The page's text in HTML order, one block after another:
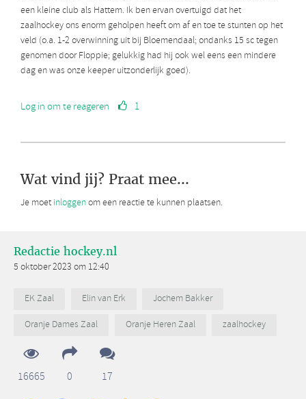
een kleine club als Hattem. Ik ben ervan overtuigd dat het
zaalhockey ons enorm geholpen heeft om af en toe te stunten op het
veld (o.a. 1-2 overwinning uit bij Bloemendaal; ondanks 15 sc tegen
genomen door Floppie; gelukkig had hij ook wel eens een mindere
dag en was onze keeper uitzonderlijk goed).
Log in om te reageren 1
Wat vind jij? Praat mee...
Je moet inloggenom een reactie te kunnen plaatsen.
Redactie hockey.nl
5 oktober 2023 om 12:40
EK Zaal Elin van Erk
Jochem Bakker
Oranje Dames Zaal
Oranje Heren Zaal zaalhockey
16665 0 17